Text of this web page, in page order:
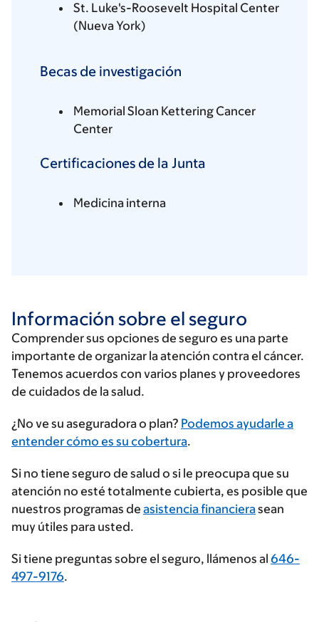
St. Luke's-Roosevelt Hospital Center
(Nueva York)
Becas de investigación
Memorial Sloan Kettering Cancer
Center
Certificaciones de la Junta
Medicina interna
Información sobre el seguro
Comprender sus opciones de seguro es una parte
importante de organizar la atención contra el cáncer.
Tenemos acuerdos con varios planes y proveedores
de cuidados de la salud.
Ingrese
su
de
seguros
¿No ve su aseguradora o plan? Podemos ayudarle a
entender cómo es su cobertura.
Si no tiene seguro de salud o si le preocupa que su
atención no esté totalmente cubierta, es posible que
nuestros programas de asistencia financierasean
muy útiles para usted.
Si tiene preguntas sobre el seguro, llámenos al 646-
497-9176.